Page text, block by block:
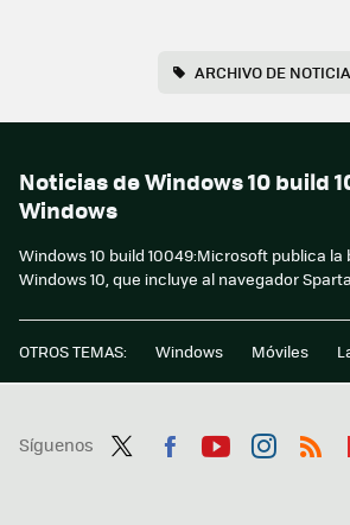
ARCHIVO DE
Noticias de Windows 10 build
Windows
Windows 10 build 10049:Microsoft publica la
Windows 10, que incluye al navegador
OTROS TEMAS: Windows Móviles
Síguenos